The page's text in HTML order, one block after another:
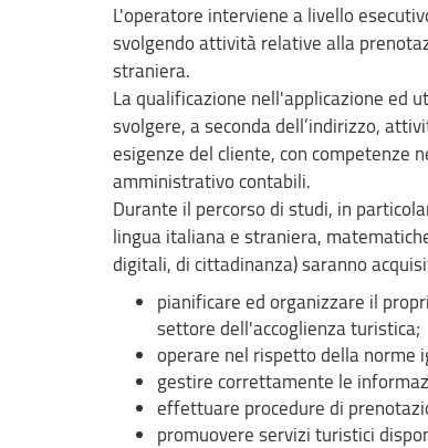
L'operatore interviene a livello
svolgendo attività relative alla
straniera.
La qualificazione nell'applicazione ed
svolgere, a seconda dell’indirizzo,
esigenze del cliente, con competenze
amministrativo contabili.
Durante il percorso di studi, in
lingua italiana e straniera,
digitali, di cittadinanza) saranno
pianificare ed organizzare il
settore dell'accoglienza turistica;
operare nel rispetto della norme
gestire correttamente le
effettuare procedure di
promuovere servizi turistici